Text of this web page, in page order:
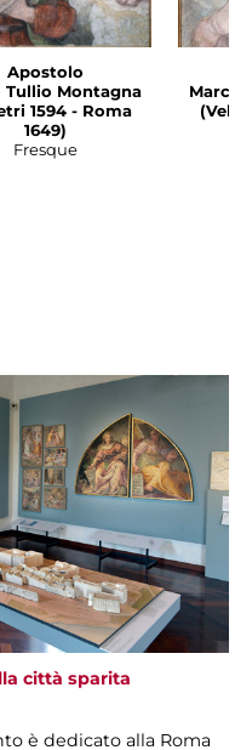
Apostolo
Tullio Montagna
- Roma
1649)
Fresque
città sparita
è dedicato alla Roma